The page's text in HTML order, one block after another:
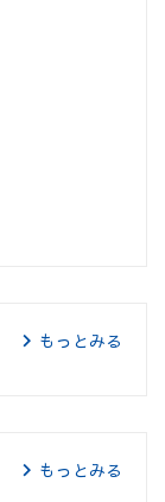
もっとみる
もっとみる